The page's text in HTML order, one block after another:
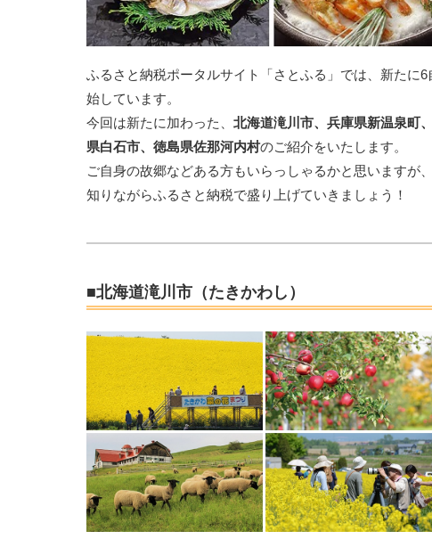
ふるさと納税ポータルサイト「さとふる」では、新たに
始しています。
今回は新たに加わった、 北海道滝川市、兵庫県新温泉町
県白石市、徳島県佐那河内村のご紹介をいたします。
ご自身の故郷などある方もいらっしゃるかと思いますが
知りながらふるさと納税で盛り上げていきましょう！
■北海道滝川市（たきかわし）